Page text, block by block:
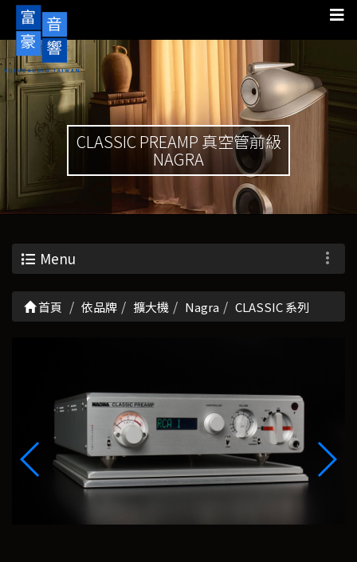
CLASSIC PREAMP 真空管前級
NAGRA
Menu
首頁 依品牌 擴大機 Nagra CLASSIC 系列